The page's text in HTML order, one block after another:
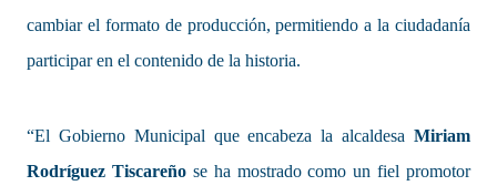
cambiar el formato de producción, permitiendo a la ciudadanía
participar en el contenido de la historia.
“El Gobierno Municipal que encabeza la alcaldesa Miriam
Rodríguez Tiscareñose ha mostrado como un fiel promotor